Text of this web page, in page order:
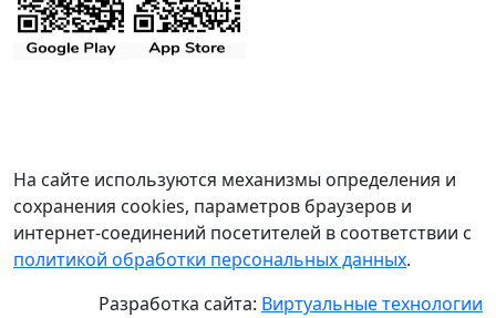
На сайте используются механизмы определения и
сохранения cookies, параметров браузеров и
интернет-соединений посетителей в соответствии с
политикой обработки персональных данных.
Разработка сайта: Виртуальные технологии